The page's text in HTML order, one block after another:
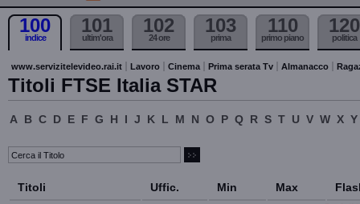
100
indice
101
ultim'ora
102
24 ore
103
prima
110
primo piano
120
politica
www.servizitelevideo.rai.it Lavoro Cinema Prima serata Tv Almanacco
Titoli FTSE Italia STAR
A B C D E F G H I J K L M N O P Q R S T U V W X Y
Titoli Uffic. Min Max